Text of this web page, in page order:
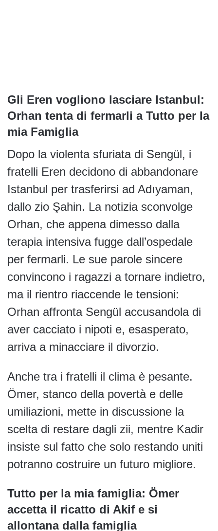
Gli Eren vogliono lasciare Istanbul:
Orhan tenta di fermarli a Tutto per la
mia Famiglia
Dopo la violenta sfuriata di Sengül, i
fratelli Eren decidono di abbandonare
Istanbul per trasferirsi ad Adıyaman,
dallo zio Şahin. La notizia sconvolge
Orhan, che appena dimesso dalla
terapia intensiva fugge dall’ospedale
per fermarli. Le sue parole sincere
convincono i ragazzi a tornare indietro,
ma il rientro riaccende le tensioni:
Orhan affronta Sengül accusandola di
aver cacciato i nipoti e, esasperato,
arriva a minacciare il divorzio.
Anche tra i fratelli il clima è pesante.
Ömer, stanco della povertà e delle
umiliazioni, mette in discussione la
scelta di restare dagli zii, mentre Kadir
insiste sul fatto che solo restando uniti
potranno costruire un futuro migliore.
Tutto per la mia famiglia: Ömer
accetta il ricatto di Akif e si
allontana dalla famiglia